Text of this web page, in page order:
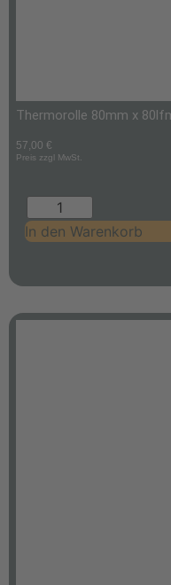
Thermorolle 80mm x
57,00 €
Preis zzgl MwSt.
In den Warenkorb